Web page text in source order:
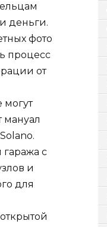
деньги.
фото
процесс
от
могут
мануал
с
и
для